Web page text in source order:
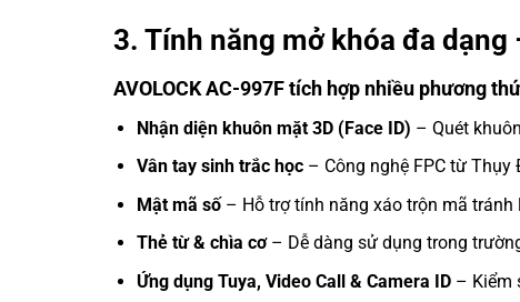
3. Tính năng mở khóa đa dạng
AVOLOCK AC-997F tích hợp nhiều phương
Nhận diện khuôn mặt 3D (Face ID) – Quét
Vân tay sinh trắc học– Công nghệ FPC từ Thụy
Mật mã số– Hỗ trợ tính năng xáo trộn mã tránh
Thẻ từ & chìa cơ– Dễ dàng sử dụng trong
Ứng dụng Tuya, Video Call & Camera ID– Kiểm